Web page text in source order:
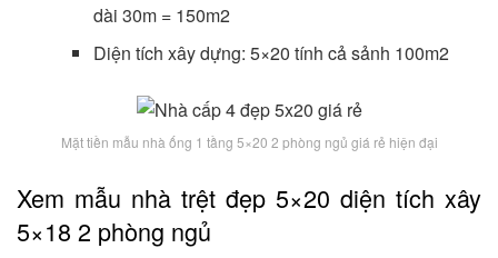
dài 30m = 150m2
Diện tích xây dựng: 5×20 tính cả sảnh 100m2
Mặt tiền mẫu nhà ống 1 tầng 5×20 2 phòng ngủ giá rẻ hiện đại
Xem mẫu nhà trệt đẹp 5×20 diện tích xây
5×18 2 phòng ngủ